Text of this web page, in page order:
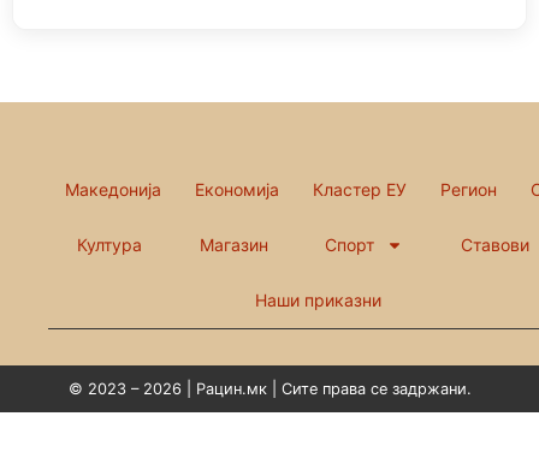
Македонија Економија Кластер ЕУ Регион
Култура Магазин Спорт Ставови
Наши приказни
© 2023 – 2026 | Рацин.мк | Сите права се задржани.